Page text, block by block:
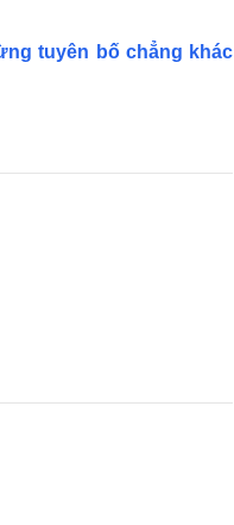
tuyên bố chẳng khác